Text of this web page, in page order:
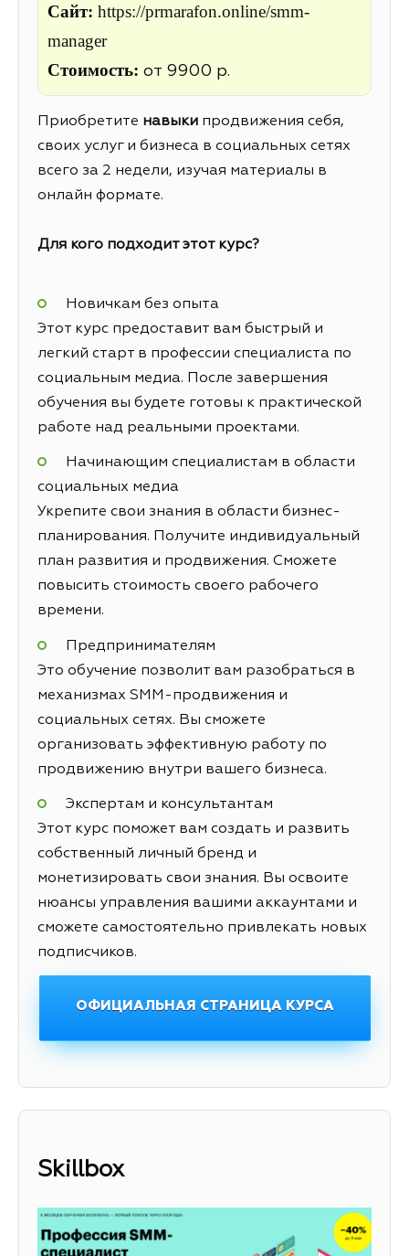
Сайт: https://prmarafon.online/smm-
manager
Стоимость: от 9900 р.
Приобретите навыки продвижения себя,
своих услуг и бизнеса в социальных сетях
всего за 2 недели, изучая материалы в
онлайн формате.
Для кого подходит этот курс?
Новичкам без опыта
Этот курс предоставит вам быстрый и
легкий старт в профессии специалиста по
социальным медиа. После завершения
обучения вы будете готовы к практической
работе над реальными проектами.
Начинающим специалистам в области
социальных медиа
Укрепите свои знания в области бизнес-
планирования. Получите индивидуальный
план развития и продвижения. Сможете
повысить стоимость своего рабочего
времени.
Предпринимателям
Это обучение позволит вам разобраться в
механизмах SMM-продвижения и
социальных сетях. Вы сможете
организовать эффективную работу по
продвижению внутри вашего бизнеса.
Экспертам и консультантам
Этот курс поможет вам создать и развить
собственный личный бренд и
монетизировать свои знания. Вы освоите
нюансы управления вашими аккаунтами и
сможете самостоятельно привлекать новых
подписчиков.
ОФИЦИАЛЬНАЯ СТРАНИЦА КУРСА
Skillbox